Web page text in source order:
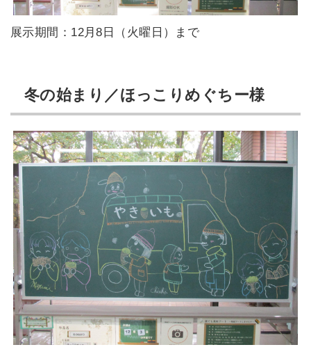
展示期間：12月8日（火曜日）まで
冬の始まり／ほっこりめぐちー様